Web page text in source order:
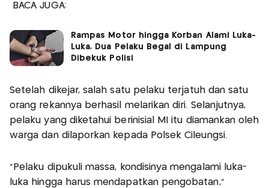
BACA JUGA:
Rampas Motor hingga Korban Alami Luka-
Luka, Dua Pelaku Begal di Lampung
Dibekuk Polisi
Setelah dikejar, salah satu pelaku terjatuh dan satu
orang rekannya berhasil melarikan diri. Selanjutnya,
pelaku yang diketahui berinisial MI itu diamankan oleh
warga dan dilaporkan kepada Polsek Cileungsi.
"Pelaku dipukuli massa, kondisinya mengalami luka-
luka hingga harus mendapatkan pengobatan,"